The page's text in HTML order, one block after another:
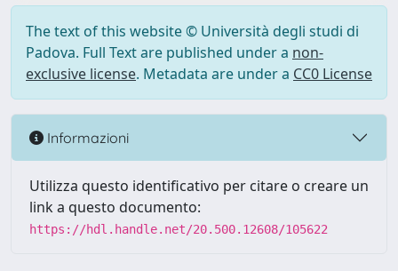
The text of this website © Università degli studi di
Padova. Full Text are published under a non-
exclusive license. Metadata are under a CC0 License
Informazioni
Utilizza questo identificativo per citare o creare un
link a questo documento:
https://hdl.handle.net/20.500.12608/105622